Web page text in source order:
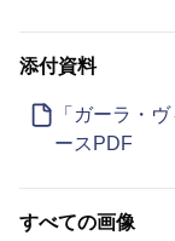
添付資料
「ガーラ・
ースPDF
すべての画像